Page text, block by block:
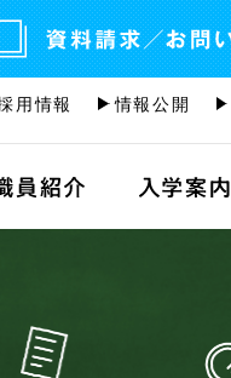
用情報 情報公開